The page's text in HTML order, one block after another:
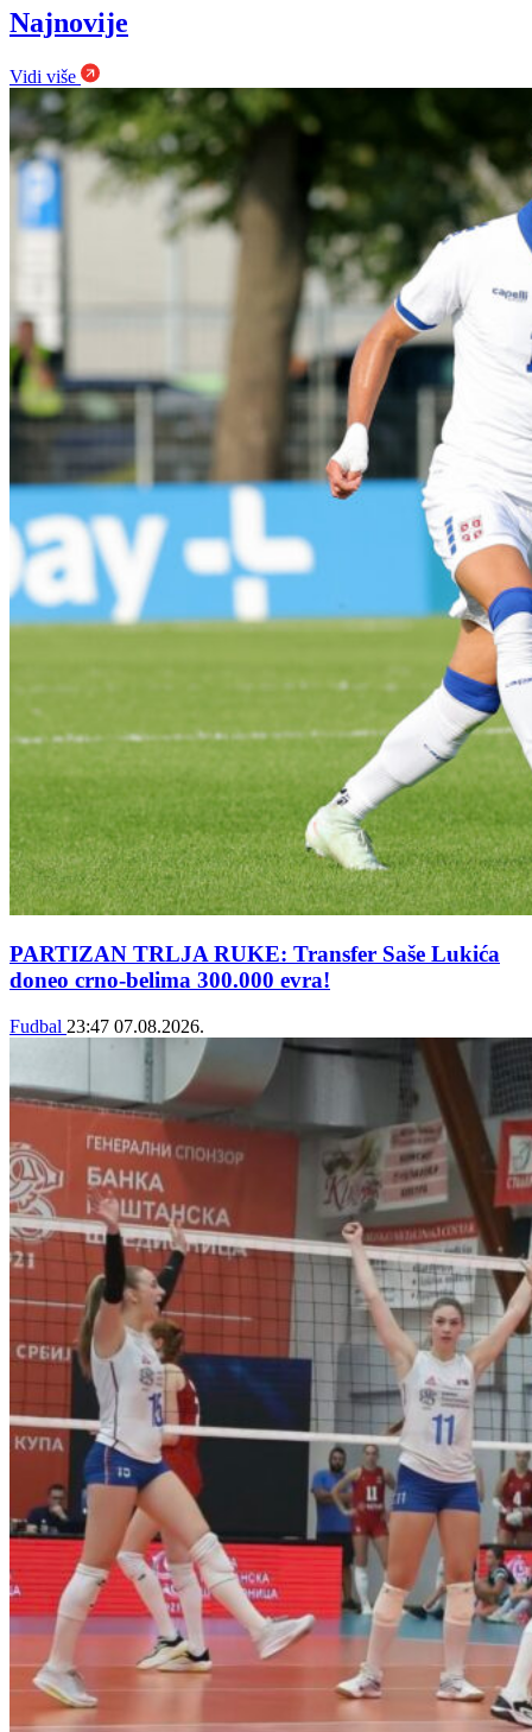
Najnovije
Vidi više
PARTIZAN TRLJA RUKE: Transfer Saše Lukića
doneo crno-belima 300.000 evra!
Fudbal 23:47 07.08.2026.